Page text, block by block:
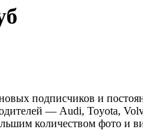
подписчиков и
— Audi, Toyota,
количеством фото и